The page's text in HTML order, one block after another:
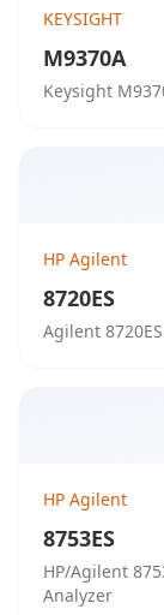
KEYSIGHT
M9370A
Keysight
HP Agilent
8720ES
Agilent
HP Agilent
8753ES
HP/Agilent
Analyzer